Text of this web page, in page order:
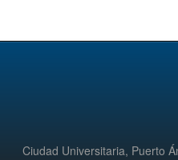
Ciudad Universitaria, Puerto